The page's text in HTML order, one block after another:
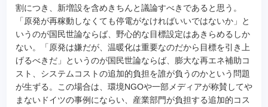
割につき、新増設を含めきちんと議論すべきであると思う。
「原発が再稼動しなくても停電がなければいいではないか」と
いうのが国民世論ならば、野心的な目標設定はあきらめるしか
ない。「原発は嫌だが、温暖化は重要なのだから目標を引き上
げるべきだ」というのが国民世論ならば、膨大な再エネ補助コ
スト、システムコストの追加的負担を誰が負うのかという問題
が生ずる。この場合は、環境NGOや一部メディアが称賛してや
まないドイツの事例にならい、産業部門が負担する追加的コス